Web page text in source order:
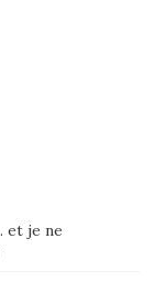
et je ne